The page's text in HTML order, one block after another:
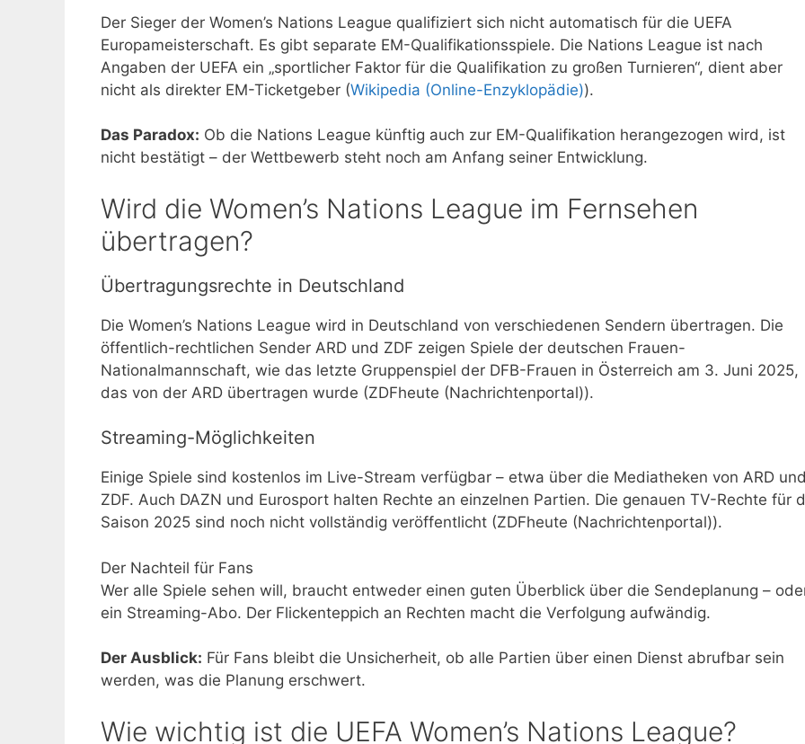
Der Sieger der Women’s Nations League qualifiziert sich nicht automatisch für die UEFA
Europameisterschaft. Es gibt separate EM-Qualifikationsspiele. Die Nations League ist nach
Angaben der UEFA ein „sportlicher Faktor für die Qualifikation zu großen Turnieren“, dient aber
nicht als direkter EM-Ticketgeber (Wikipedia (Online-Enzyklopädie)).
Das Paradox: Ob die Nations League künftig auch zur EM-Qualifikation herangezogen wird, ist
nicht bestätigt – der Wettbewerb steht noch am Anfang seiner Entwicklung.
Wird die Women’s Nations League im Fernsehen
übertragen?
Übertragungsrechte in Deutschland
Die Women’s Nations League wird in Deutschland von verschiedenen Sendern übertragen. Die
öffentlich-rechtlichen Sender ARD und ZDF zeigen Spiele der deutschen Frauen-
Nationalmannschaft, wie das letzte Gruppenspiel der DFB-Frauen in Österreich am 3. Juni 2025,
das von der ARD übertragen wurde (ZDFheute (Nachrichtenportal)).
Streaming-Möglichkeiten
Einige Spiele sind kostenlos im Live-Stream verfügbar – etwa über die Mediatheken von ARD
ZDF. Auch DAZN und Eurosport halten Rechte an einzelnen Partien. Die genauen TV-Rechte für
Saison 2025 sind noch nicht vollständig veröffentlicht (ZDFheute (Nachrichtenportal)).
Der Nachteil für Fans
Wer alle Spiele sehen will, braucht entweder einen guten Überblick über die Sendeplanung –
ein Streaming-Abo. Der Flickenteppich an Rechten macht die Verfolgung aufwändig.
Der Ausblick: Für Fans bleibt die Unsicherheit, ob alle Partien über einen Dienst abrufbar sein
werden, was die Planung erschwert.
Wie wichtig ist die UEFA Women’s Nations League?